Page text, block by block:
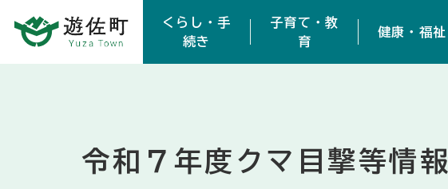
くらし・手
続き
子育て・教
育
健康・福祉
令和７年度クマ目撃等情報
サンスポーツランド遊佐の東側にて子グマ１頭を目撃